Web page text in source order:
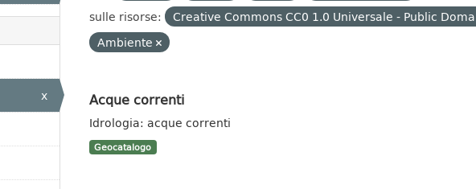
x
sulle risorse:
Creative Commons CC0 1.0 Universale - Public
Ambiente
Acque correnti
Idrologia: acque correnti
Geocatalogo